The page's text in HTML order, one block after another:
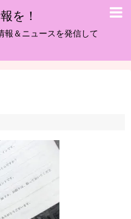
を！
報＆ニュースを発信して